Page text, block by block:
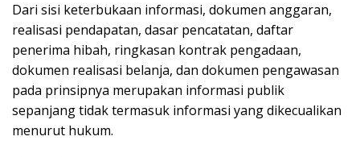
Dari sisi keterbukaan informasi, dokumen anggaran,
realisasi pendapatan, dasar pencatatan, daftar
penerima hibah, ringkasan kontrak pengadaan,
dokumen realisasi belanja, dan dokumen pengawasan
pada prinsipnya merupakan informasi publik
sepanjang tidak termasuk informasi yang dikecualikan
menurut hukum.